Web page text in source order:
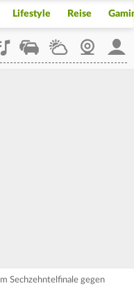
Lifestyle Reise
StaupilotWetterWebcam
Sechzehntelfinale gegen